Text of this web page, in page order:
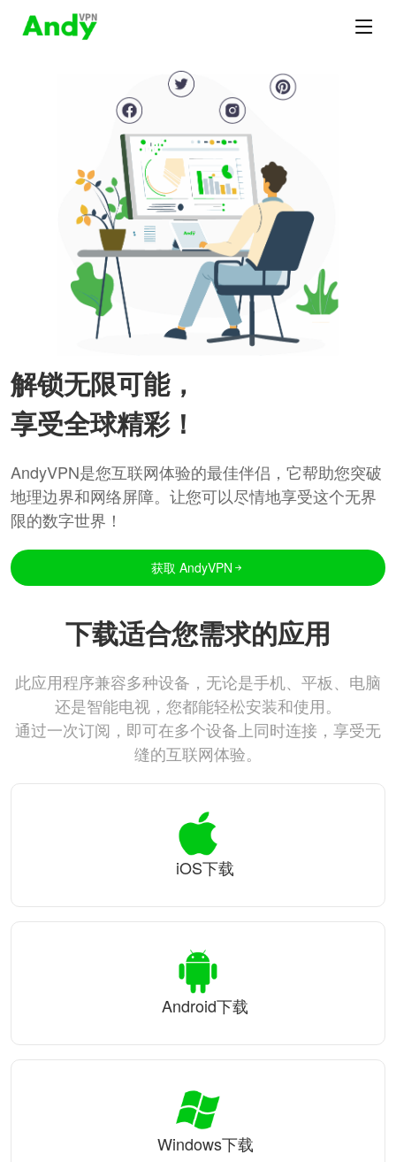
解锁无限可能，
享受全球精彩！
AndyVPN是您互联网体验的最佳伴侣，它帮助您突破
地理边界和网络屏障。让您可以尽情地享受这个无界
限的数字世界！
获取 AndyVPN
下载适合您需求的应用
此应用程序兼容多种设备，无论是手机、平板、电脑
还是智能电视，您都能轻松安装和使用。
通过一次订阅，即可在多个设备上同时连接，享受无
缝的互联网体验。
iOS下载
Android下载
Windows下载